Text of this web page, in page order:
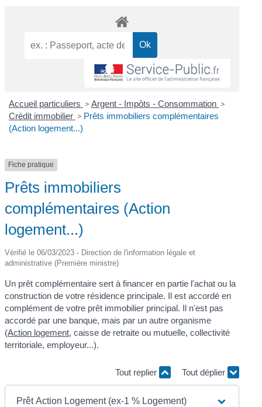
Accueil particuliers > Argent - Impôts - Consommation >
Crédit immobilier > Prêts immobiliers complémentaires
(Action logement...)
Fiche pratique
Prêts immobiliers
complémentaires (Action
logement...)
Vérifié le 06/03/2023 - Direction de l'information légale et
administrative (Première ministre)
Un prêt complémentaire sert à financer en partie l'achat ou la
construction de votre résidence principale. Il est accordé en
complément de votre prêt immobilier principal. Il n'est pas
accordé par une banque, mais par un autre organisme
(Action logement, caisse de retraite ou mutuelle, collectivité
territoriale, employeur...).
Tout replier Tout déplier
Prêt Action Logement (ex-1 % Logement)